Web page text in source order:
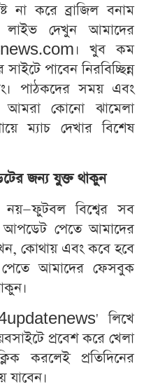
না করে ব্রাজিল বনাম
লাইভ দেখুন আমাদের
খুব কম
পাবেন নিরবিচ্ছিন্ন
পাঠকদের সময় এবং
আমরা কোনো ঝামেলা
ম্যাচ দেখার বিশেষ
জন্য যুক্ত থাকুন
নয়—ফুটবল বিশ্বের সব
আপডেট পেতে আমাদের
কোথায় এবং কবে হবে
আমাদের ফেসবুক
লিখে
প্রবেশ করে খেলা
করলেই প্রতিদিনের
যাবেন।